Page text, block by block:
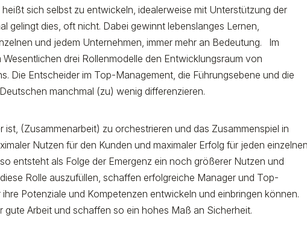
sich selbst zu entwickeln, idealerweise mit Unterstützung der
gelingt dies, oft nicht. Dabei gewinnt lebenslanges Lernen,
und jedem Unternehmen, immer mehr an Bedeutung. Im
drei Rollenmodelle den Entwicklungsraum von
Die Entscheider im Top-Management, die Führungsebene und die
manchmal (zu) wenig differenzieren.
(Zusammenarbeit) zu orchestrieren und das Zusammenspiel in
Nutzen für den Kunden und maximaler Erfolg für jeden einzelnen
entsteht als Folge der Emergenz ein noch größerer Nutzen und
Rolle auszufüllen, schaffen erfolgreiche Manager und Top-
Potenziale und Kompetenzen entwickeln und einbringen können.
gute Arbeit und schaffen so ein hohes Maß an Sicherheit.